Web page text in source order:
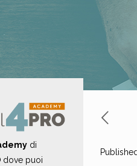
di
dove puoi